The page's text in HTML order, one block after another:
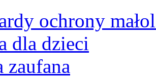
ochrony
dla dzieci
zaufana